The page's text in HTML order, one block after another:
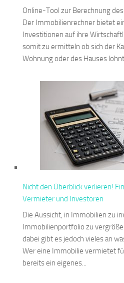
Online-Tool zur Berechnung
Der Immobilienrechner bietet
Investitionen auf ihre
somit zu ermitteln ob sich der
Wohnung oder des Hauses
Nicht den Überblick verlieren!
Vermieter und Investoren
Die Aussicht, in Immobilien zu
Immobilienportfolio zu
dabei gibt es jedoch vieles an
Wer eine Immobilie vermietet
bereits ein eigenes...